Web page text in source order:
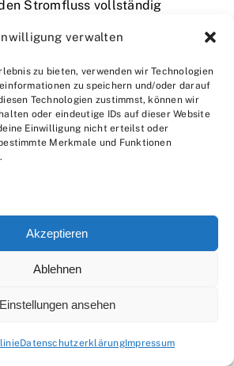
verwalten
zu bieten, verwenden wir Technologien
zu speichern und/oder darauf
Technologien zustimmst, können wir
oder eindeutige IDs auf dieser Website
Einwilligung nicht erteilst oder
Merkmale und Funktionen
Akzeptieren
Ablehnen
Einstellungen ansehen
DatenschutzerklärungImpressum
Stromfluss vollständig
benötige ich, um
Unterbrechungen zu finden?
sind ein Multimeter, ein
und ein Isolationsmessgerät.
die Stromversorgung
gegen Wiedereinschalten
Tragt geeignete
Handschuhe und